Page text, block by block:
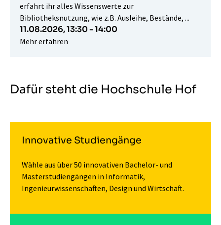
erfahrt ihr alles Wissenswerte zur
Bibliotheksnutzung, wie z.B. Ausleihe, Bestände, ...
11.08.2026,13:30 - 14:00
Mehr erfahren
Dafür steht die Hochschule Hof
Innovative Studiengänge
Wähle aus über 50 innovativen Bachelor- und
Masterstudiengängen in Informatik,
Ingenieurwissenschaften, Design und Wirtschaft.